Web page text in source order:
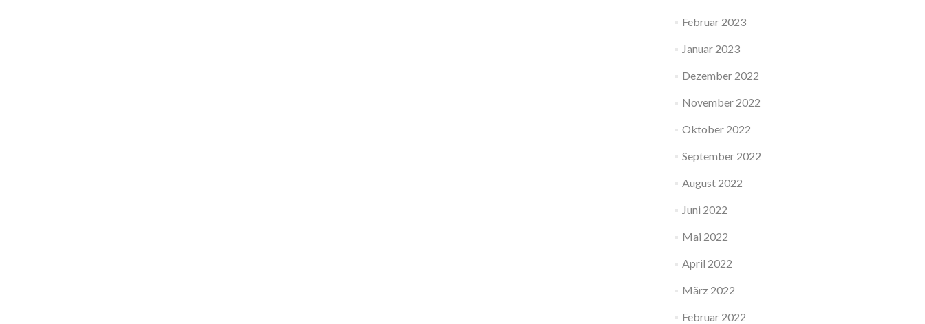
Februar 2023
Januar 2023
Dezember 2022
November 2022
Oktober 2022
September 2022
August 2022
Juni 2022
Mai 2022
April 2022
März 2022
Februar 2022